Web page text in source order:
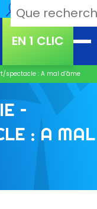
EN 1 CLIC
spectacle : A mal d’âme
–
: A MAL